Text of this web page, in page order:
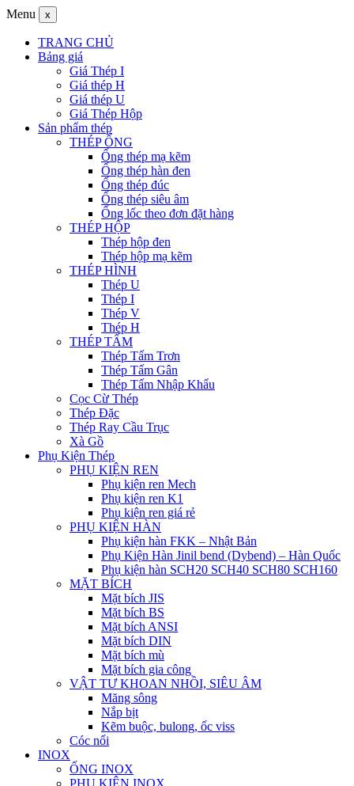
Menu x
TRANG CHỦ
Bảng giá
Giá Thép I
Giá thép H
Giá thép U
Giá Thép Hộp
Sản phẩm thép
THÉP ỐNG
Ống thép mạ kẽm
Ống thép hàn đen
Ống thép đúc
Ống thép siêu âm
Ống lốc theo đơn đặt hàng
THÉP HỘP
Thép hộp đen
Thép hộp mạ kẽm
THÉP HÌNH
Thép U
Thép I
Thép V
Thép H
THÉP TẤM
Thép Tấm Trơn
Thép Tấm Gân
Thép Tấm Nhập Khẩu
Cọc Cừ Thép
Thép Đặc
Thép Ray Cầu Trục
Xà Gồ
Phụ Kiện Thép
PHỤ KIỆN REN
Phụ kiện ren Mech
Phụ kiện ren K1
Phụ kiện ren giá rẻ
PHỤ KIỆN HÀN
Phụ kiện hàn FKK – Nhật Bản
Phụ Kiện Hàn Jinil bend (Dybend) – Hàn Quốc
Phụ kiện hàn SCH20 SCH40 SCH80 SCH160
MẶT BÍCH
Mặt bích JIS
Mặt bích BS
Mặt bích ANSI
Mặt bích DIN
Mặt bích mù
Mặt bích gia công
VẬT TƯ KHOAN NHỒI, SIÊU ÂM
Măng sông
Nắp bịt
Kẽm buộc, bulong, ốc viss
Cóc nối
INOX
ỐNG INOX
PHỤ KIỆN INOX